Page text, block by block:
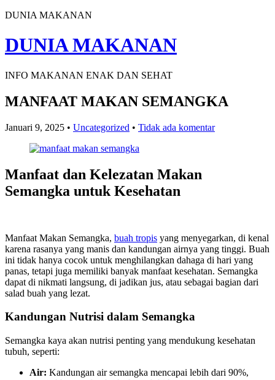
DUNIA MAKANAN
DUNIA MAKANAN
INFO MAKANAN ENAK DAN SEHAT
MANFAAT MAKAN SEMANGKA
Januari 9, 2025 • Uncategorized • Tidak ada komentar
Manfaat dan Kelezatan Makan
Semangka untuk Kesehatan
Manfaat Makan Semangka, buah tropis yang menyegarkan, di kenal
karena rasanya yang manis dan kandungan airnya yang tinggi. Buah
ini tidak hanya cocok untuk menghilangkan dahaga di hari yang
panas, tetapi juga memiliki banyak manfaat kesehatan. Semangka
dapat di nikmati langsung, di jadikan jus, atau sebagai bagian dari
salad buah yang lezat.
Kandungan Nutrisi dalam Semangka
Semangka kaya akan nutrisi penting yang mendukung kesehatan
tubuh, seperti:
Air: Kandungan air semangka mencapai lebih dari 90%,